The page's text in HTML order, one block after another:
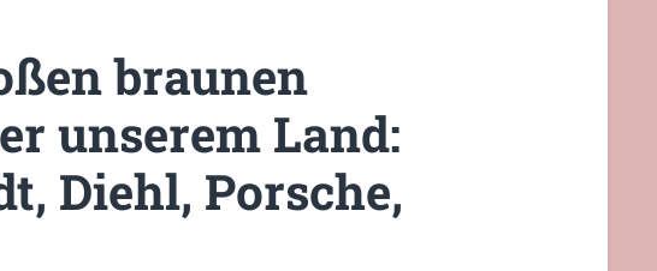
braunen
unserem Land:
Diehl, Porsche,